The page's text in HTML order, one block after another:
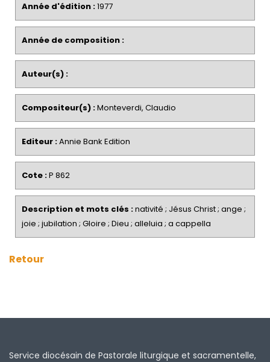
Année d'édition :1977
Année de composition :
Auteur(s) :
Compositeur(s) :Monteverdi, Claudio
Editeur :Annie Bank Edition
Cote :P 862
Description et mots clés :nativité ; Jésus Christ ; ange ;
joie ; jubilation ; Gloire ; Dieu ; alleluia ; a cappella
Retour
Service diocésain de Pastorale liturgique et sacramentelle,